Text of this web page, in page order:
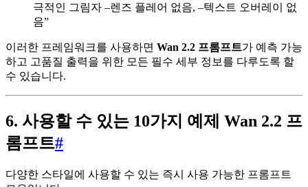
극적인 그림자 –렌즈 플레어 없음, –텍스트 오버레이 없
음”
이러한 프레임워크를 사용하면 Wan 2.2 프롬프트가 예측 가능
하고 고품질 출력을 위한 모든 필수 세부 정보를 다루도록 할
수 있습니다.
6. 사용할 수 있는 10가지 예제 Wan 2.2 프
롬프트#
다양한 스타일에 사용할 수 있는 즉시 사용 가능한 프롬프트